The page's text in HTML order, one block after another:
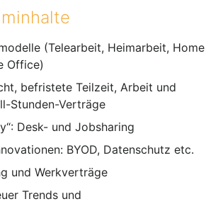
(Telearbeit, Heimarbeit, Home
Office)
befristete Teilzeit, Arbeit und
Stunden-Verträge
Desk- und Jobsharing
BYOD, Datenschutz etc.
und Werkverträge
Trends und